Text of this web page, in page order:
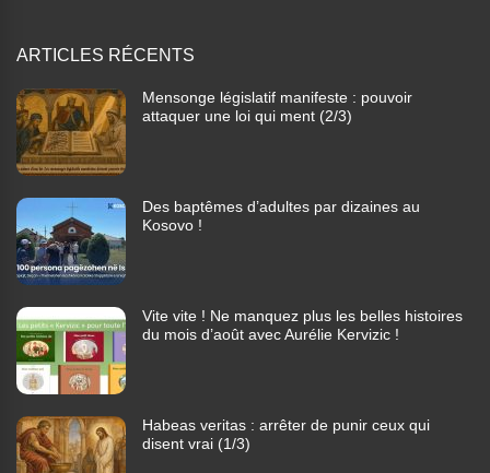
ARTICLES RÉCENTS
Mensonge législatif manifeste : pouvoir
attaquer une loi qui ment (2/3)
Des baptêmes d’adultes par dizaines au
Kosovo !
Vite vite ! Ne manquez plus les belles histoires
du mois d’août avec Aurélie Kervizic !
Habeas veritas : arrêter de punir ceux qui
disent vrai (1/3)